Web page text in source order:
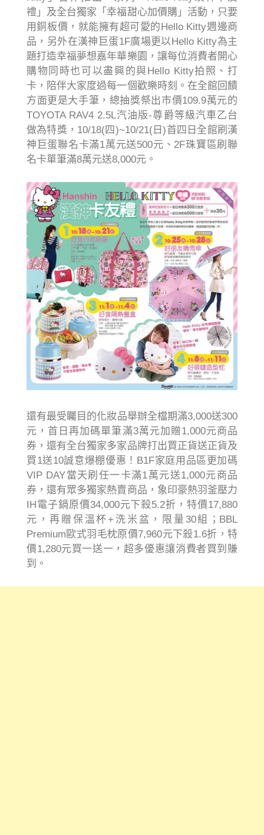
禮」及全台獨家「幸福甜心加價購」活動，只要
用銅板價，就能擁有超可愛的Hello Kitty週邊商
品，另外在漢神巨蛋1F廣場更以Hello Kitty為主
題打造幸福夢想嘉年華樂園，讓每位消費者開心
購物同時也可以盡興的與Hello Kitty拍照、打
卡，陪伴大家度過每一個歡樂時刻。在全館回饋
方面更是大手筆，總抽獎祭出市價109.9萬元的
TOYOTA RAV4 2.5L汽油版-尊爵等級汽車乙台
做為特獎，10/18(四)~10/21(日)首四日全館刷漢
神巨蛋聯名卡滿1萬元送500元、2F珠寶區刷聯
名卡單筆滿8萬元送8,000元。
還有最受矚目的化妝品舉辦全檔期滿3,000送300
元，首日再加碼單筆滿3萬元加贈1,000元商品
券，還有全台獨家多家品牌打出買正貨送正貨及
買1送10誠意爆棚優惠！B1F家庭用品區更加碼
VIP DAY當天刷任一卡滿1萬元送1,000元商品
券，還有眾多獨家熱賣商品，象印豪熱羽釜壓力
IH電子鍋原價34,000元下殺5.2折，特價17,880
元，再贈保溫杯+洗米盆，限量30組；BBL
Premium歐式羽毛枕原價7,960元下殺1.6折，特
價1,280元買一送一，超多優惠讓消費者買到賺
到。